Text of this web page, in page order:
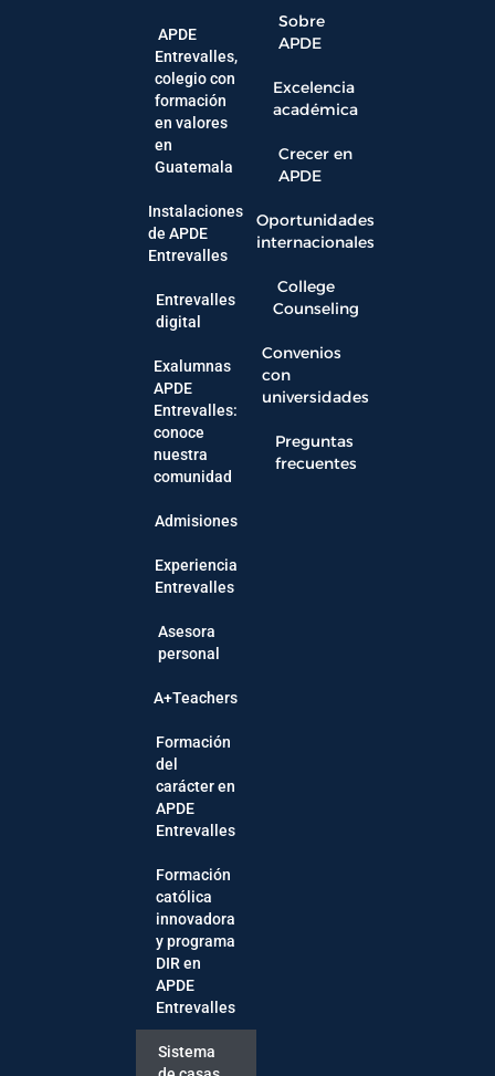
APDE
Entrevalles,
colegio con
formación
en valores
en
Guatemala
Instalaciones
de APDE
Entrevalles
Entrevalles
digital
Exalumnas
APDE
Entrevalles:
conoce
nuestra
comunidad
Admisiones
Experiencia
Entrevalles
Asesora
personal
A+Teachers
Formación
del
carácter en
APDE
Entrevalles
Formación
católica
innovadora
y programa
DIR en
APDE
Entrevalles
Sistema
Sobre
APDE
Excelencia
académica
Crecer en
APDE
Oportunidades
internacionales
College
Counseling
Convenios
con
universidades
Preguntas
frecuentes